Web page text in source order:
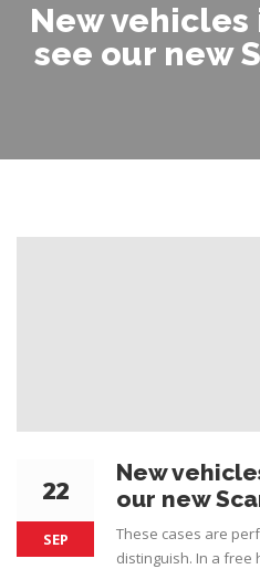
New
see our new
22
SEP
New
our new
These cases are
distinguish. In a free